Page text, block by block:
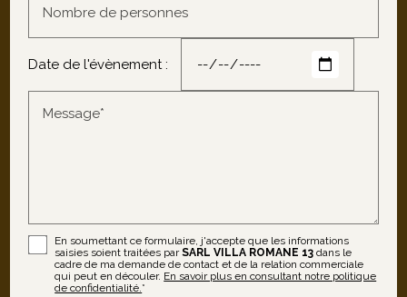
Nombre de personnes
Date de l'évènement :
Message*
En soumettant ce formulaire, j'accepte que les informations
saisies soient traitées parSARL VILLA ROMANE 13 dans le
cadre de ma demande de contact et de la relation commerciale
qui peut en découler. En savoir plus en consultant notre politique
de confidentialité. *